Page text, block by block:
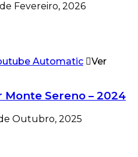
Fevereiro, 2026
Ver
Monte Sereno – 2024
Outubro, 2025